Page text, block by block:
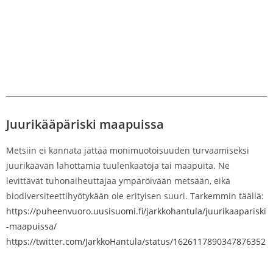
Juurikääpäriski maapuissa
Metsiin ei kannata jättää monimuotoisuuden turvaamiseksi
juurikäävän lahottamia tuulenkaatoja tai maapuita. Ne
levittävät tuhonaiheuttajaa ympäröivään metsään, eikä
biodiversiteettihyötykään ole erityisen suuri. Tarkemmin täällä:
https://puheenvuoro.uusisuomi.fi/jarkkohantula/juurikaapariski
-maapuissa/
https://twitter.com/JarkkoHantula/status/1626117890347876352